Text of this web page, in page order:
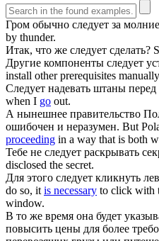
Гром обычно следует за
by thunder.
Итак, что же следует сделать?
Другие компоненты следует
install other prerequisites
Следует надевать штаны
when I go out.
А нынешнее правительство
ошибочен и неразумен. But
proceeding in a way that is both
Тебе не следует раскрывать
disclosed the secret.
Для этого следует кликнуть
do so, itis necessary to click with
window.
В то же время она будет
повысить цены для более